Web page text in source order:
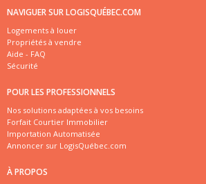
NAVIGUER SUR LOGISQUÉBEC.COM
Logements à louer
Propriétés à vendre
Aide - FAQ
Sécurité
POUR LES PROFESSIONNELS
Nos solutions adaptées à vos besoins
Forfait Courtier Immobilier
Importation Automatisée
Annoncer sur LogisQuébec.com
À PROPOS